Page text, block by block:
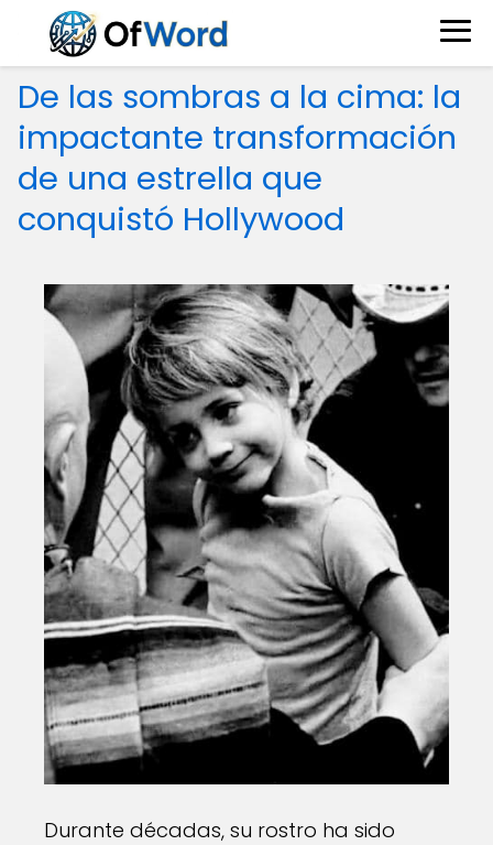
De las sombras a la cima: la
impactante transformación
de una estrella que
conquistó Hollywood
Durante décadas, su rostro ha sido